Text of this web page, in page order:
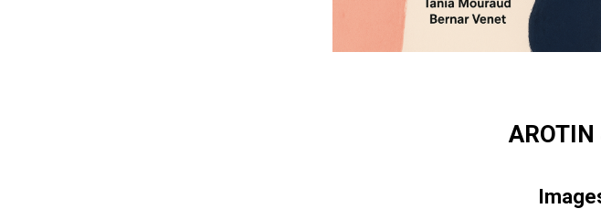
AROTIN